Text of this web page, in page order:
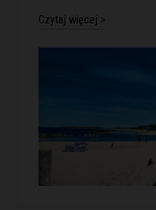
Czytaj więcej >